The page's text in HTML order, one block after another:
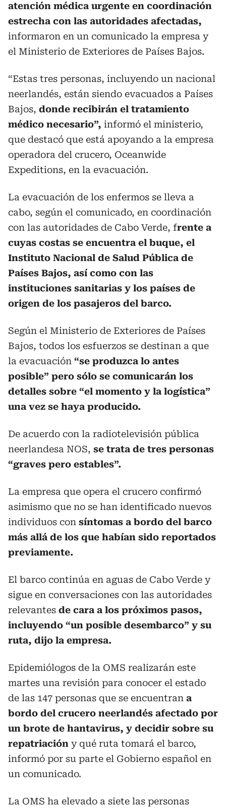
atención médica urgente en coordinación
estrecha con las autoridades afectadas,
informaron en un comunicado la empresa y
el Ministerio de Exteriores de Países Bajos.
“Estas tres personas, incluyendo un nacional
neerlandés, están siendo evacuados a Países
Bajos, donde recibirán el tratamiento
médico necesario”, informó el ministerio,
que destacó que está apoyando a la empresa
operadora del crucero, Oceanwide
Expeditions, en la evacuación.
La evacuación de los enfermos se lleva a
cabo, según el comunicado, en coordinación
con las autoridades de Cabo Verde, frente a
cuyas costas se encuentra el buque, el
Instituto Nacional de Salud Pública de
Países Bajos, así como con las
instituciones sanitarias y los países de
origen de los pasajeros del barco.
Según el Ministerio de Exteriores de Países
Bajos, todos los esfuerzos se destinan a que
la evacuación “se produzca lo antes
posible” pero sólo se comunicarán los
detalles sobre “el momento y la logística”
una vez se haya producido.
De acuerdo con la radiotelevisión pública
neerlandesa NOS, se trata de tres personas
“graves pero estables”.
La empresa que opera el crucero confirmó
asimismo que no se han identificado nuevos
individuos con síntomas a bordo del barco
más allá de los que habían sido reportados
previamente.
El barco continúa en aguas de Cabo Verde y
sigue en conversaciones con las autoridades
relevantes de cara a los próximos pasos,
incluyendo “un posible desembarco” y su
ruta, dijo la empresa.
Epidemiólogos de la OMS realizarán este
martes una revisión para conocer el estado
de las 147 personas que se encuentran a
bordo del crucero neerlandés afectado por
un brote de hantavirus, y decidir sobre su
repatriación y qué ruta tomará el barco,
informó por su parte el Gobierno español en
un comunicado.
La OMS ha elevado a siete las personas